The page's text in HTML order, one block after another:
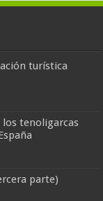
turística
los tenoligarcas
parte)